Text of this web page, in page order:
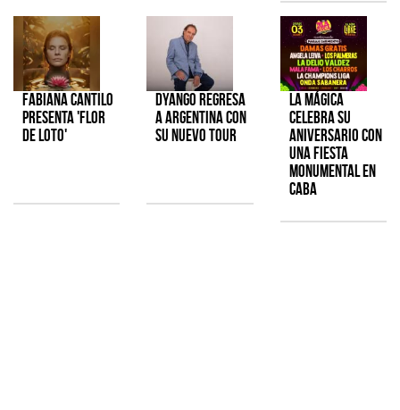
Fabiana Cantilo
presenta 'Flor
de Loto'
Dyango regresa
a Argentina con
su nuevo tour
La Mágica
celebra su
aniversario con
una fiesta
monumental en
CABA